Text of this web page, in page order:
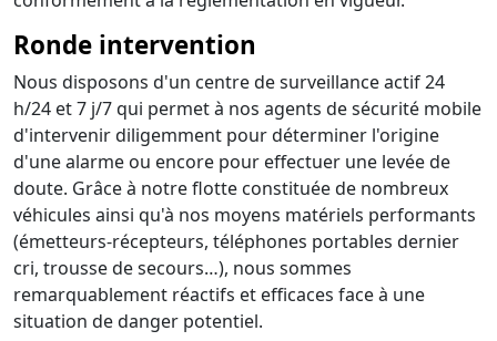
Ronde intervention
Nous disposons d'un centre de surveillance actif 24
h/24 et 7 j/7 qui permet à nos agents de sécurité mobile
d'intervenir diligemment pour déterminer l'origine
d'une alarme ou encore pour effectuer une levée de
doute. Grâce à notre flotte constituée de nombreux
véhicules ainsi qu'à nos moyens matériels performants
(émetteurs-récepteurs, téléphones portables dernier
cri, trousse de secours…), nous sommes
remarquablement réactifs et efficaces face à une
situation de danger potentiel.